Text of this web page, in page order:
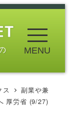
MENU
ス
副業や兼
厚労省 (9/27)